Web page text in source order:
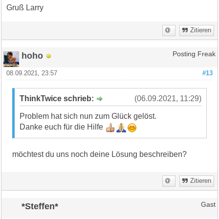
Gruß Larry
Zitieren
hoho Posting Freak
#13
08.09.2021, 23:57
(06.09.2021, 11:29)
ThinkTwice schrieb:
Problem hat sich nun zum Glück gelöst.
Danke euch für die Hilfe
möchtest du uns noch deine Lösung beschreiben?
Zitieren
*Steffen* Gast